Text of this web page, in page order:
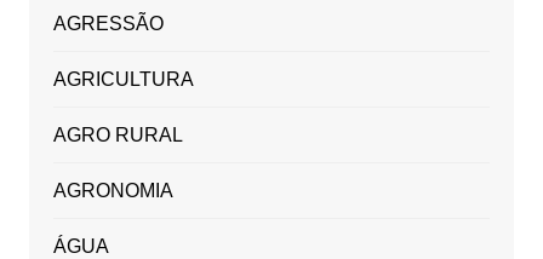
AGRESSÃO
AGRICULTURA
AGRO RURAL
AGRONOMIA
ÁGUA